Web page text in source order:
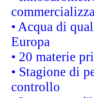
• Acqua di
Europa
• 20 materie
• Stagione di
controllo